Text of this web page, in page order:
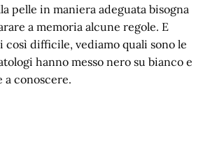
pelle in maniera adeguata bisogna
a memoria alcune regole. E
così difficile, vediamo quali sono le
hanno messo nero su bianco e
a conoscere.